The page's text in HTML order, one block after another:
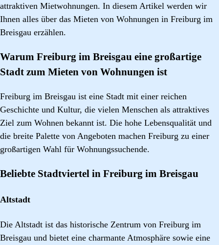
attraktiven Mietwohnungen. In diesem Artikel werden wir
Ihnen alles über das Mieten von Wohnungen in Freiburg im
Breisgau erzählen.
Warum Freiburg im Breisgau eine großartige
Stadt zum Mieten von Wohnungen ist
Freiburg im Breisgau ist eine Stadt mit einer reichen
Geschichte und Kultur, die vielen Menschen als attraktives
Ziel zum Wohnen bekannt ist. Die hohe Lebensqualität und
die breite Palette von Angeboten machen Freiburg zu einer
großartigen Wahl für Wohnungssuchende.
Beliebte Stadtviertel in Freiburg im Breisgau
Altstadt
Die Altstadt ist das historische Zentrum von Freiburg im
Breisgau und bietet eine charmante Atmosphäre sowie eine